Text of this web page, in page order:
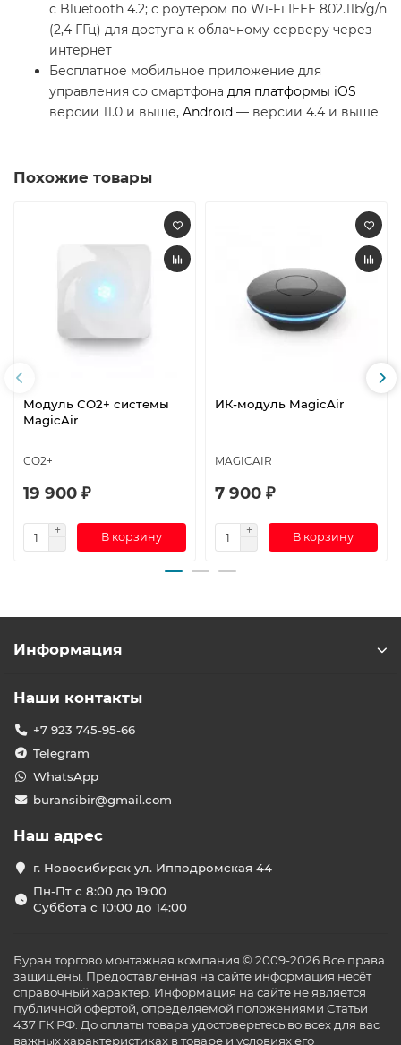
с Bluetooth 4.2; с роутером по Wi-Fi IEEE 802.11b/g/n
(2,4 ГГц) для доступа к облачному серверу через
интернет
Бесплатное мобильное приложение для
управления со смартфона для платформы iOS
версии 11.0 и выше, Android — версии 4.4 и выше
Похожие товары
Модуль СО2+ системы
MagicAir
СО2+
19 900 ₽
В корзину
ИК-модуль MagicAir
MAGICAIR
7 900 ₽
В корзину
Информация
Наши контакты
+7 923 745-95-66
Telegram
WhatsApp
buransibir@gmail.com
Наш адрес
г. Новосибирск ул. Ипподромская 44
Пн-Пт с 8:00 до 19:00
Суббота с 10:00 до 14:00
Буран торгово монтажная компания © 2009-2026 Все права
защищены. Предоставленная на сайте информация несёт
справочный характер. Информация на сайте не является
публичной офертой, определяемой положениями Статьи
437 ГК РФ. До оплаты товара удостоверьтесь во всех для вас
важных характеристиках в товаре и условиях его